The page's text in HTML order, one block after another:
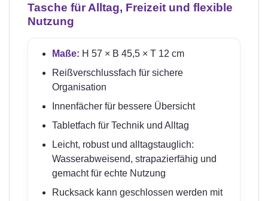
Tasche für Alltag, Freizeit und flexible
Nutzung
Maße: H 57 × B 45,5 × T 12 cm
Reißverschlussfach für sichere
Organisation
Innenfächer für bessere Übersicht
Tabletfach für Technik und Alltag
Leicht, robust und alltagstauglich:
Wasserabweisend, strapazierfähig und
gemacht für echte Nutzung
Rucksack kann geschlossen werden mit